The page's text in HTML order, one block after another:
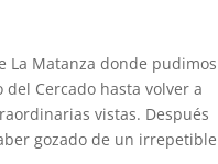
La Matanza donde pudimos
Cercado hasta volver a
vistas. Después
gozado de un irrepetible